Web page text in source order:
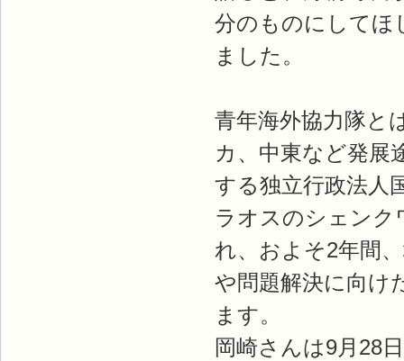
分のものにしてほ
ました。
青年海外協力隊と
カ、中東など発展
する独立行政法人
ラオスのシェンク
れ、およそ2年間
や問題解決に向け
ます。
岡崎さんは9月28